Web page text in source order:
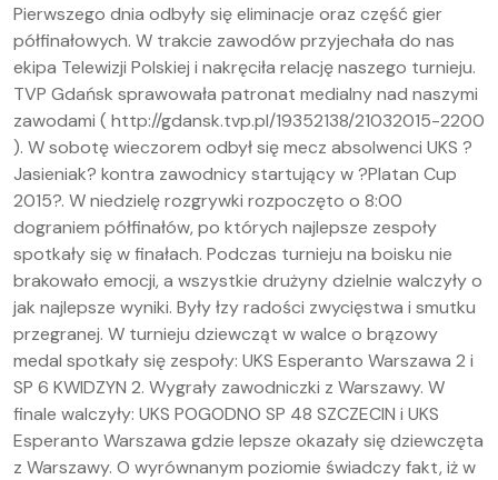
Pierwszego dnia odbyły się eliminacje oraz część gier
półfinałowych. W trakcie zawodów przyjechała do nas
ekipa Telewizji Polskiej i nakręciła relację naszego turnieju.
TVP Gdańsk sprawowała patronat medialny nad naszymi
zawodami ( http://gdansk.tvp.pl/19352138/21032015-2200
). W sobotę wieczorem odbył się mecz absolwenci UKS ?
Jasieniak? kontra zawodnicy startujący w ?Platan Cup
2015?. W niedzielę rozgrywki rozpoczęto o 8:00
dograniem półfinałów, po których najlepsze zespoły
spotkały się w finałach. Podczas turnieju na boisku nie
brakowało emocji, a wszystkie drużyny dzielnie walczyły o
jak najlepsze wyniki. Były łzy radości zwycięstwa i smutku
przegranej. W turnieju dziewcząt w walce o brązowy
medal spotkały się zespoły: UKS Esperanto Warszawa 2 i
SP 6 KWIDZYN 2. Wygrały zawodniczki z Warszawy. W
finale walczyły: UKS POGODNO SP 48 SZCZECIN i UKS
Esperanto Warszawa gdzie lepsze okazały się dziewczęta
z Warszawy. O wyrównanym poziomie świadczy fakt, iż w